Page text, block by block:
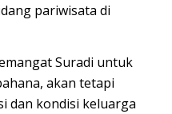
pariwisata di
Suradi untuk
akan tetapi
dan kondisi keluarga